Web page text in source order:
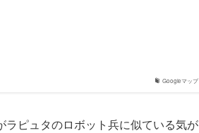
Googleマップ
ピュタのロボット兵に似ている気が